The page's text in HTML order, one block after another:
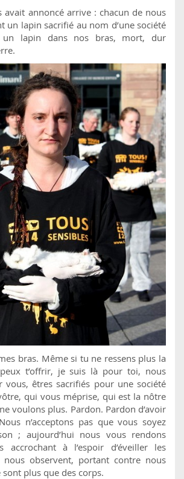
avait annoncé arrive : chacun de nous
un lapin sacrifié au nom d’une société
un lapin dans nos bras, mort, dur
bras. Même si tu ne ressens plus la
t’offrir, je suis là pour toi, nous
vous, êtres sacrifiés pour une société
qui vous méprise, qui est la nôtre
voulons plus. Pardon. Pardon d’avoir
n’acceptons pas que vous soyez
; aujourd’hui nous vous rendons
accrochant à l’espoir d’éveiller les
nous observent, portant contre nous
plus que des corps.